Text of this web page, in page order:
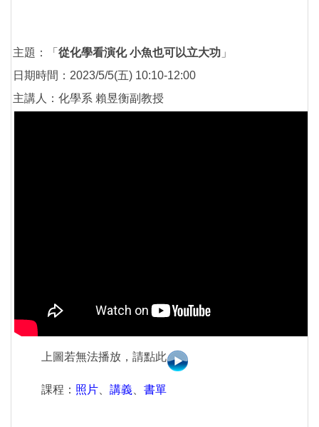
主題：「 從化學看演化 小魚也可以立大功 」
日期時間：2023/5/5(五) 10:10-12:00
主講人：化學系 賴昱衡副教授
上圖若無法播放，請點此
課程： 照片 講義 書單